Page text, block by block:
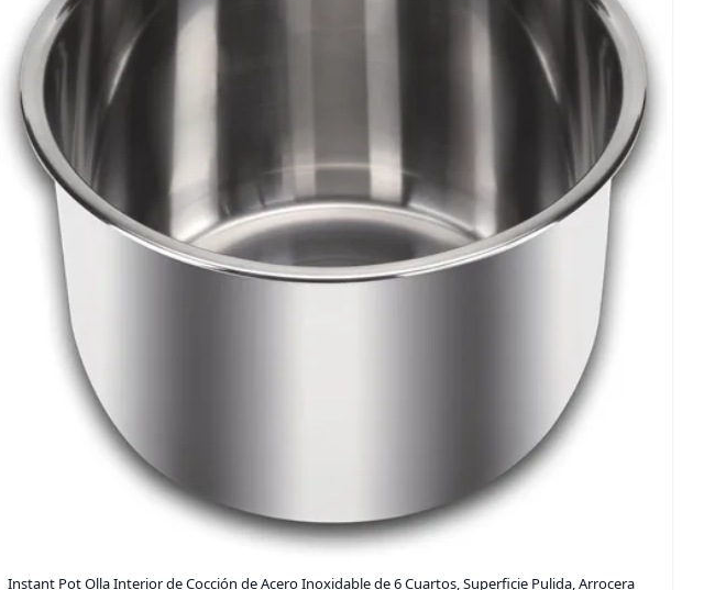
Instant Pot Olla Interior de Cocción de Acero Inoxidable de 6 Cuartos, Superficie Pulida, Arrocera